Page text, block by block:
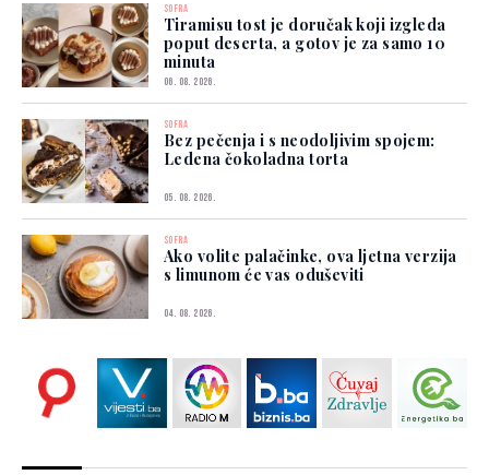
SOFRA
Tiramisu tost je doručak koji izgleda
poput deserta, a gotov je za samo 10
minuta
06. 08. 2026.
SOFRA
Bez pečenja i s neodoljivim spojem:
Ledena čokoladna torta
05. 08. 2026.
SOFRA
Ako volite palačinke, ova ljetna verzija
s limunom će vas oduševiti
04. 08. 2026.